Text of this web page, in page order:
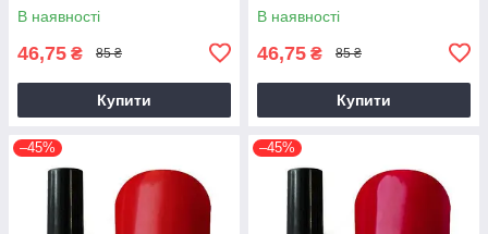
В наявності
46,75 ₴ 85 ₴
Купити
В наявності
46,75 ₴ 85 ₴
Купити
–45% –45%